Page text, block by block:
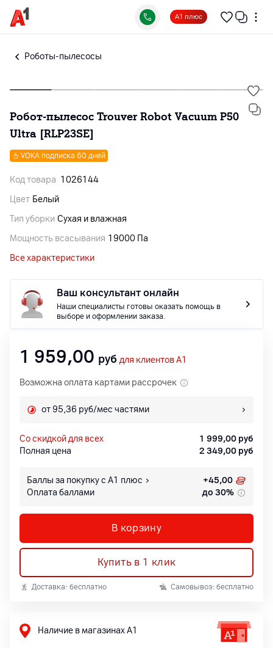
А1 плюс
Роботы-пылесосы
Робот-пылесос Trouver Robot Vacuum P50
Ultra [RLP23SE]
VOKA подписка 60 дней
Код товара 1026144
Цвет Белый
Тип уборки Сухая и влажная
Мощность всасывания 19000 Па
Все характеристики
Ваш консультант онлайн
Наши специалисты готовы оказать помощь в
выборе и оформлении заказа.
1 959,00 руб для клиентов A1
Возможна оплата картами рассрочек
от 95,36 руб/мес частями
со скидкой для всех 1 999,00 руб
Полная цена
2 349,00 руб
Баллы за покупку с А1 плюс +45,00
Оплата баллами
до 30%
В корзину
Купить в 1 клик
Доставка: бесплатно Самовывоз: бесплатно
Наличие в магазинах А1